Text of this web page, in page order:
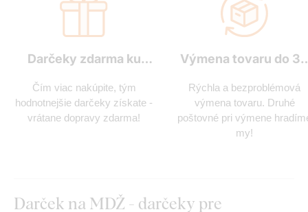
Darčeky zdarma ku
Čím viac nakúpite, tým
hodnotnejšie darčeky získate -
vrátane dopravy zdarma!
Výmena tovaru do
Rýchla a bezproblémová
výmena tovaru. Druhé
poštovné pri výmene
my!
Darček na MDŽ - darčeky pre